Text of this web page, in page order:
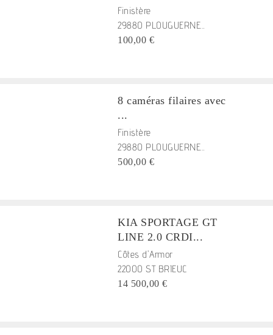
Finistère
29880 PLOUGUERNE...
100,00 €
8 caméras filaires avec
...
Finistère
29880 PLOUGUERNE...
500,00 €
KIA SPORTAGE GT
LINE 2.0 CRDI...
Côtes d'Armor
22000 ST BRIEUC
14 500,00 €